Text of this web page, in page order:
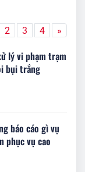
2 3 4 »
lý vi phạm trạm
bụi trắng
báo cáo gì vụ
phục vụ cao